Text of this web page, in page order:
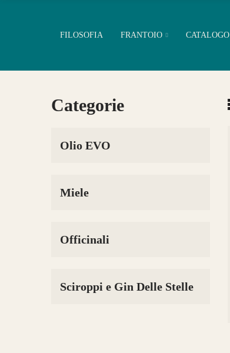
FILOSOFIA FRANTOIO CATALOGO
Categorie
Olio EVO
Miele
Officinali
Sciroppi e Gin Delle Stelle